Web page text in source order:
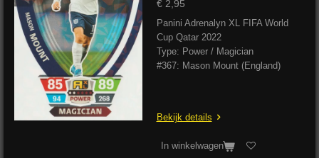
€ 2,95
Panini Adrenalyn XL FIFA World
Cup Qatar 2022
Type: Power / Magician
#367: Mason Mount (England)
Bekijk details
In winkelwagen